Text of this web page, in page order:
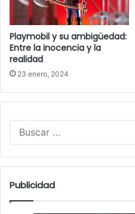
Playmobil y su ambigüedad:
Entre la inocencia y la
realidad
23 enero, 2024
Publicidad